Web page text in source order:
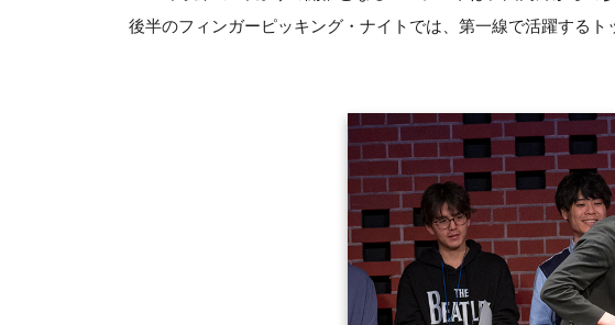
後半のフィンガーピッキング・ナイトでは、第一線で活躍する